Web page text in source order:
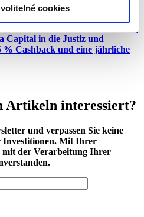
cookies
Anleger ☀️
Capital in die Justiz und
% Cashback und eine jährliche
Artikeln interessiert?
und verpassen Sie keine
Investitionen. Mit Ihrer
mit der Verarbeitung Ihrer